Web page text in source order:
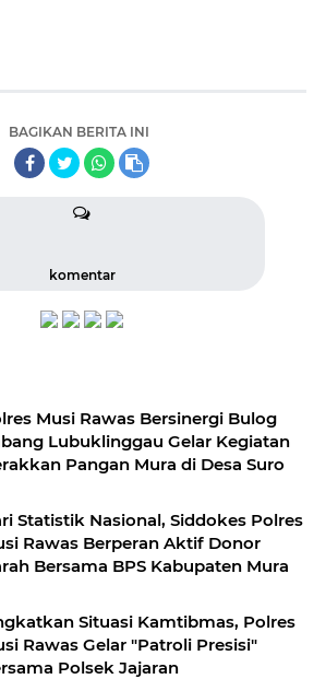
BAGIKAN BERITA INI
komentar
Musi Rawas Bersinergi Bulog
Lubuklinggau Gelar Kegiatan
Pangan Mura di Desa Suro
Statistik Nasional, Siddokes Polres
Rawas Berperan Aktif Donor
Bersama BPS Kabupaten Mura
Situasi Kamtibmas, Polres
Rawas Gelar "Patroli Presisi"
Polsek Jajaran